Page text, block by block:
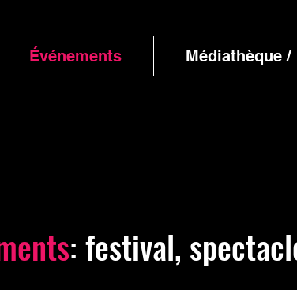
Événements Médiathèque /
: festival,